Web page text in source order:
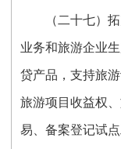
（二十七）
业务和旅游企业
贷产品，支持旅
旅游项目收益权
易、备案登记试